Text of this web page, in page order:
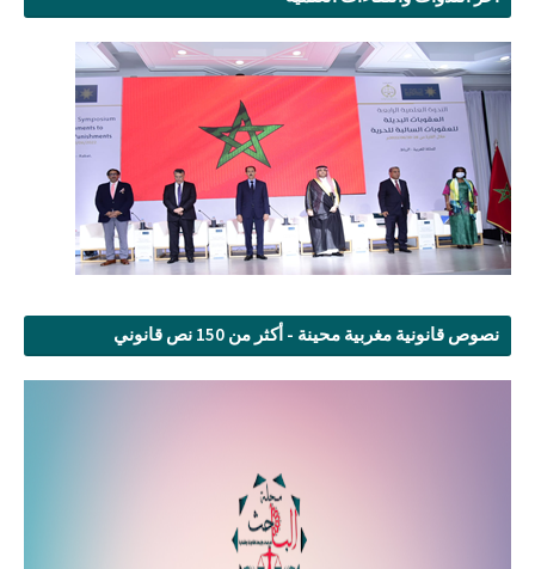
نصوص قانونية مغربية محينة - أكثر من 150 نص قانوني